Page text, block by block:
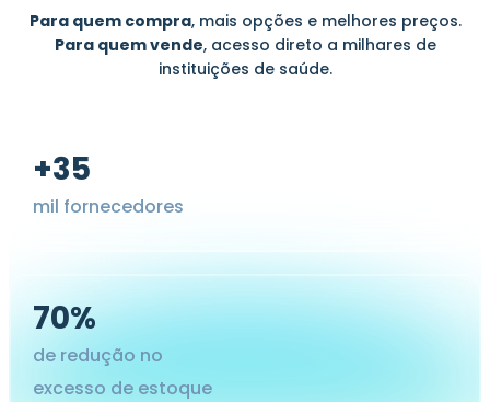
Para quem compra, mais opções e melhores preços.
Para quem vende, acesso direto a milhares de
instituições de saúde.
+35
mil fornecedores
70%
de redução no
excesso de estoque